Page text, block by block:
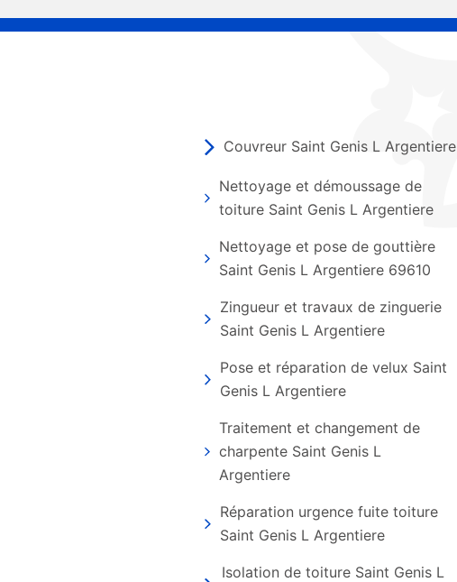
Couvreur Saint Genis L Argentiere
Nettoyage et démoussage de
toiture Saint Genis L Argentiere
Nettoyage et pose de gouttière
Saint Genis L Argentiere 69610
Zingueur et travaux de zinguerie
Saint Genis L Argentiere
Pose et réparation de velux Saint
Genis L Argentiere
Traitement et changement de
charpente Saint Genis L
Argentiere
Réparation urgence fuite toiture
Saint Genis L Argentiere
Isolation de toiture Saint Genis L